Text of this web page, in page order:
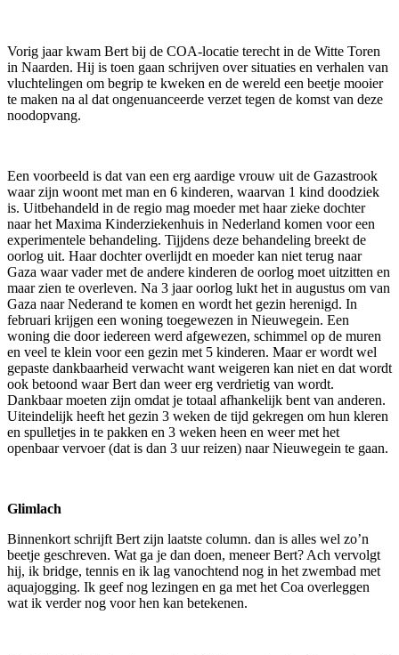
Vorig jaar kwam Bert bij de COA-locatie terecht in de Witte Toren
in Naarden. Hij is toen gaan schrijven over situaties en verhalen van
vluchtelingen om begrip te kweken en de wereld een beetje mooier
te maken na al dat ongenuanceerde verzet tegen de komst van deze
noodopvang.
Een voorbeeld is dat van een erg aardige vrouw uit de Gazastrook
waar zijn woont met man en 6 kinderen, waarvan 1 kind doodziek
is. Uitbehandeld in de regio mag moeder met haar zieke dochter
naar het Maxima Kinderziekenhuis in Nederland komen voor een
experimentele behandeling. Tijjdens deze behandeling breekt de
oorlog uit. Haar dochter overlijdt en moeder kan niet terug naar
Gaza waar vader met de andere kinderen de oorlog moet uitzitten en
maar zien te overleven. Na 3 jaar oorlog lukt het in augustus om van
Gaza naar Nederand te komen en wordt het gezin herenigd. In
februari krijgen een woning toegewezen in Nieuwegein. Een
woning die door iedereen werd afgewezen, schimmel op de muren
en veel te klein voor een gezin met 5 kinderen. Maar er wordt wel
gepaste dankbaarheid verwacht want weigeren kan niet en dat wordt
ook betoond waar Bert dan weer erg verdrietig van wordt.
Dankbaar moeten zijn omdat je totaal afhankelijk bent van anderen.
Uiteindelijk heeft het gezin 3 weken de tijd gekregen om hun kleren
en spulletjes in te pakken en 3 weken heen en weer met het
openbaar vervoer (dat is dan 3 uur reizen) naar Nieuwegein te gaan.
Glimlach
Binnenkort schrijft Bert zijn laatste column. dan is alles wel zo’n
beetje geschreven. Wat ga je dan doen, meneer Bert? Ach vervolgt
hij, ik bridge, tennis en ik lag vanochtend nog in het zwembad met
aquajogging. Ik geef nog lezingen en ga met het Coa overleggen
wat ik verder nog voor hen kan betekenen.